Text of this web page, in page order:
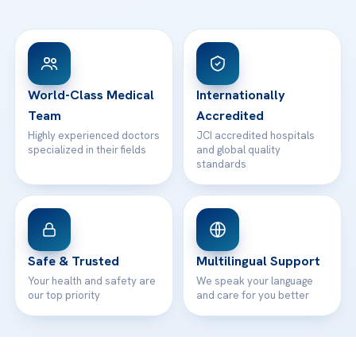
View All Hospitals
Patient Rights
Contact
WhatsApp Support
World-Class Medical
Team
Highly experienced doctors
specialized in their fields
Internationally
Accredited
JCI accredited hospitals
and global quality
standards
Safe & Trusted
Your health and safety are
our top priority
Multilingual Support
We speak your language
and care for you better